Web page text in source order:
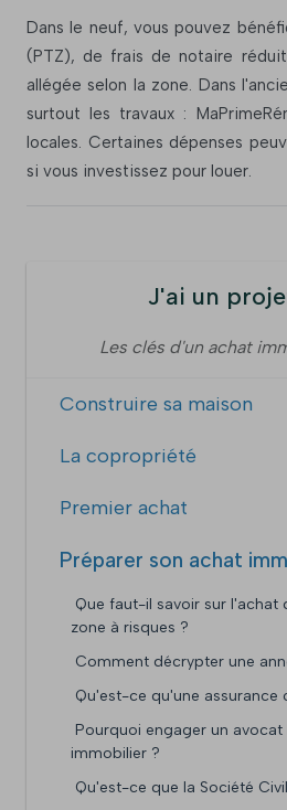
Dans le neuf, vous pouvez
(PTZ), de frais de notaire
allégée selon la zone. Dans
surtout les travaux :
locales. Certaines dépenses
si vous investissez pour louer.
J'ai un
Les clés d'un achat
Construire sa maison
La copropriété
Premier achat
Préparer son achat
Que faut-il savoir sur l'achat
zone à risques ?
Comment décrypter une
Qu'est-ce qu'une assurance
Pourquoi engager un
immobilier ?
Qu'est-ce que la Société